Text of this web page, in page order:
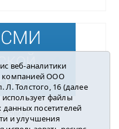
веб-аналитики
компанией ООО
Л. Толстого, 16 (далее
файлы
данных посетителей
и улучшения